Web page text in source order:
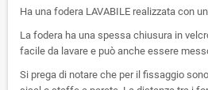
Ha una fodera LAVABILE realizzata con
La fodera ha una spessa chiusura in
facile da lavare e può anche essere
Si prega di notare che per il fissaggio